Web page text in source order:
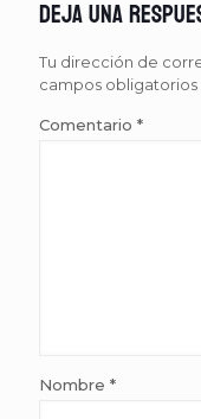
Deja una
Tu dirección de
campos
Comentario *
Nombre *